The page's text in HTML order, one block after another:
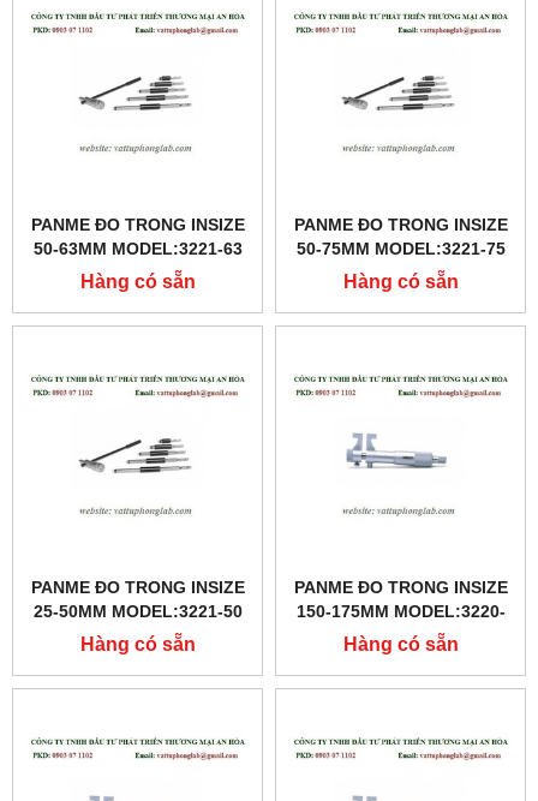
PANME ĐO TRONG INSIZE
50-63MM MODEL:3221-63
Hàng có sẵn
PANME ĐO TRONG INSIZE
50-75MM MODEL:3221-75
Hàng có sẵn
PANME ĐO TRONG INSIZE
25-50MM MODEL:3221-50
Hàng có sẵn
PANME ĐO TRONG INSIZE
150-175MM MODEL:3220-
175
Hàng có sẵn